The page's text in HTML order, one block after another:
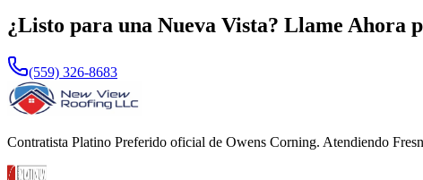
¿Listo para una Nueva Vista? Llame Ahora
(559) 326-8683
Contratista Platino Preferido oficial de Owens Corning. Atendiendo